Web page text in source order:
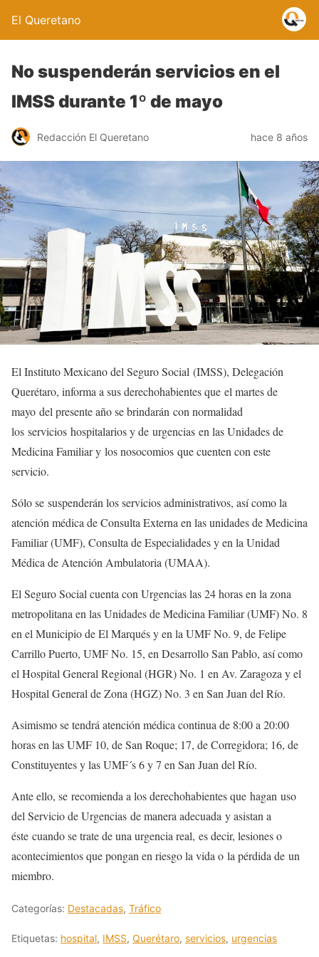
El Queretano
No suspenderán servicios en el
IMSS durante 1º de mayo
Redacción El Queretano hace 8 años
El Instituto Mexicano del Seguro Social (IMSS), Delegación
Querétaro, informa a sus derechohabientes que el martes de
mayo del presente año se brindarán con normalidad
los servicios hospitalarios y de urgencias en las Unidades de
Medicina Familiar y los nosocomios que cuenten con este
servicio.
Sólo se suspenderán los servicios administrativos, así como la
atención médica de Consulta Externa en las unidades de Medicina
Familiar (UMF), Consulta de Especialidades y en la Unidad
Médica de Atención Ambulatoria (UMAA).
El Seguro Social cuenta con Urgencias las 24 horas en la zona
metropolitana en las Unidades de Medicina Familiar (UMF) No. 8
en el Municipio de El Marqués y en la UMF No. 9, de Felipe
Carrillo Puerto, UMF No. 15, en Desarrollo San Pablo, así como
el Hospital General Regional (HGR) No. 1 en Av. Zaragoza y el
Hospital General de Zona (HGZ) No. 3 en San Juan del Río.
Asimismo se tendrá atención médica continua de 8:00 a 20:00
horas en las UMF 10, de San Roque; 17, de Corregidora; 16, de
Constituyentes y las UMF´s 6 y 7 en San Juan del Río.
Ante ello, se recomienda a los derechohabientes que hagan uso
del Servicio de Urgencias de manera adecuada y asistan a
éste cuando se trate de una urgencia real, es decir, lesiones o
acontecimientos que pongan en riesgo la vida o la pérdida de un
miembro.
Categorías: Destacadas, Tráfico
Etiquetas: hospital, IMSS, Querétaro, servicios, urgencias